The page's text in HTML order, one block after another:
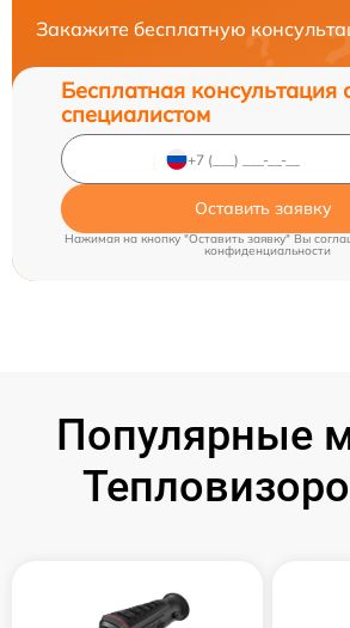
Закажите бесплатную
Бесплатная консультация
специалистом
Оставить заявку
Нажимая на кнопку "Оставить заявку" Вы
конфиденциальности
Популярные